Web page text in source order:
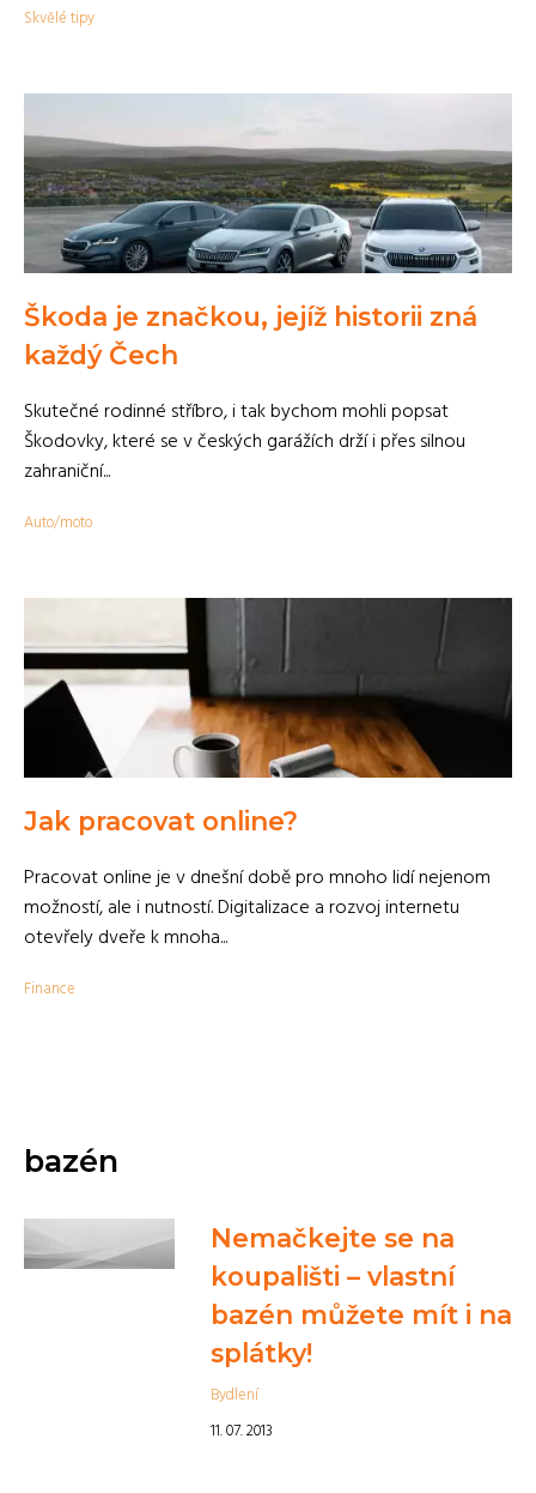
Skvělé tipy
Škoda je značkou, jejíž historii zná
každý Čech
Skutečné rodinné stříbro, i tak bychom mohli popsat
Škodovky, které se v českých garážích drží i přes silnou
zahraniční...
Auto/moto
Jak pracovat online?
Pracovat online je v dnešní době pro mnoho lidí nejenom
možností, ale i nutností. Digitalizace a rozvoj internetu
otevřely dveře k mnoha...
Finance
bazén
Nemačkejte se na
koupališti – vlastní
bazén můžete mít i na
splátky!
Bydlení
11. 07. 2013